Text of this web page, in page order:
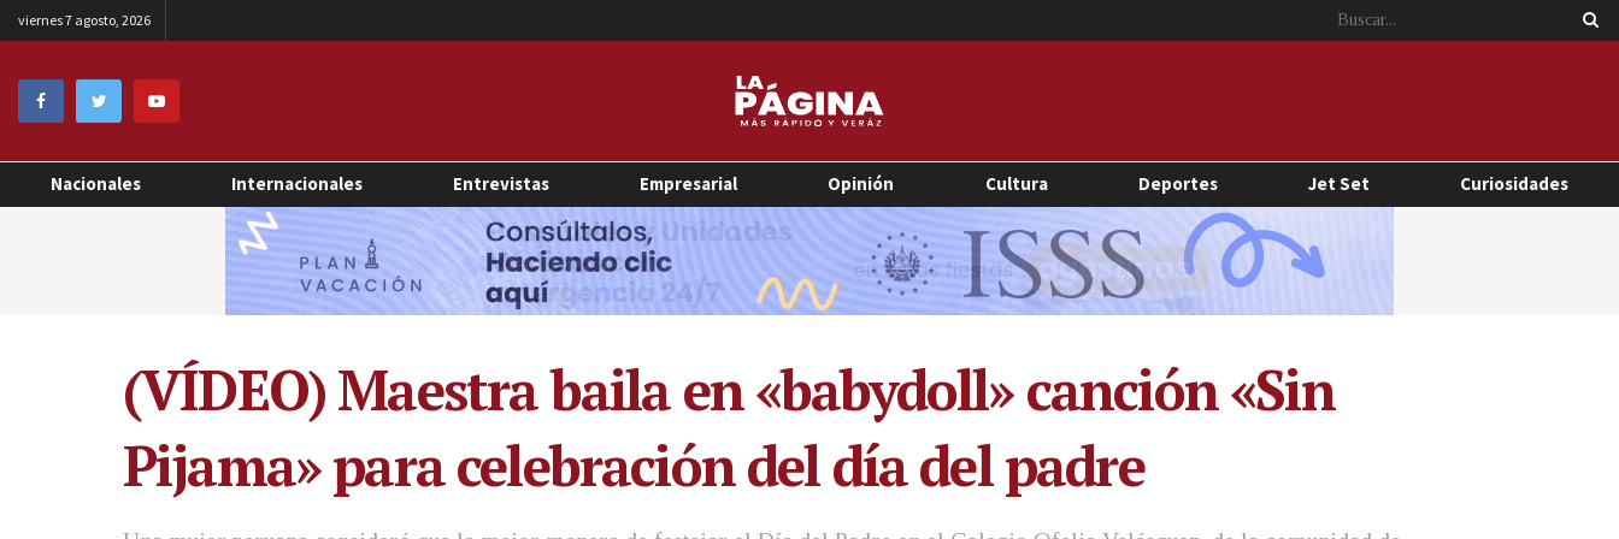
viernes 7 agosto, 2026
Nacionales Internacionales Entrevistas Empresarial Opinión Cultura Deportes Jet Set Curiosidades
(VÍDEO) Maestra baila en «babydoll» canción «Sin
Pijama» para celebración del día del padre